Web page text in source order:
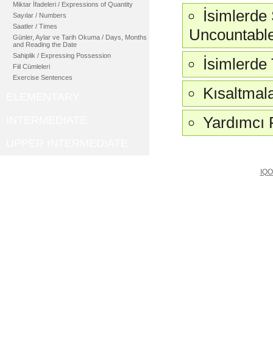
Miktar İfadeleri / Expressions of Quantity
Sayılar / Numbers
Saatler / Times
Günler, Aylar ve Tarih Okuma / Days, Months
and Reading the Date
Sahiplik / Expressing Possession
Fiil Cümleleri
Exercise Sentences
İsimlerde
İsimlerde